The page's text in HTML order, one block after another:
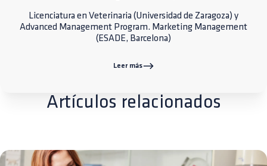
Licenciatura en Veterinaria (Universidad de Zaragoza) y
Advanced Management Program. Marketing Management
(ESADE, Barcelona)
Leer más
Artículos relacionados